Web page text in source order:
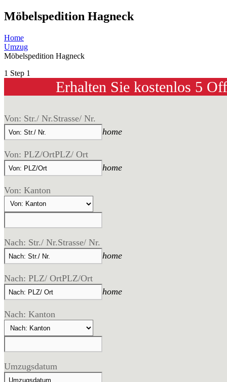
Möbelspedition Hagneck
Home
Umzug
Möbelspedition Hagneck
1 Step 1
Erhalten Sie kostenlos 5
Von: Str./ Nr.Strasse/ Nr.
home
Von: PLZ/OrtPLZ/ Ort
home
Von: Kanton
Nach: Str./ Nr.Strasse/ Nr.
home
Nach: PLZ/ OrtPLZ/Ort
home
Nach: Kanton
Umzugsdatum